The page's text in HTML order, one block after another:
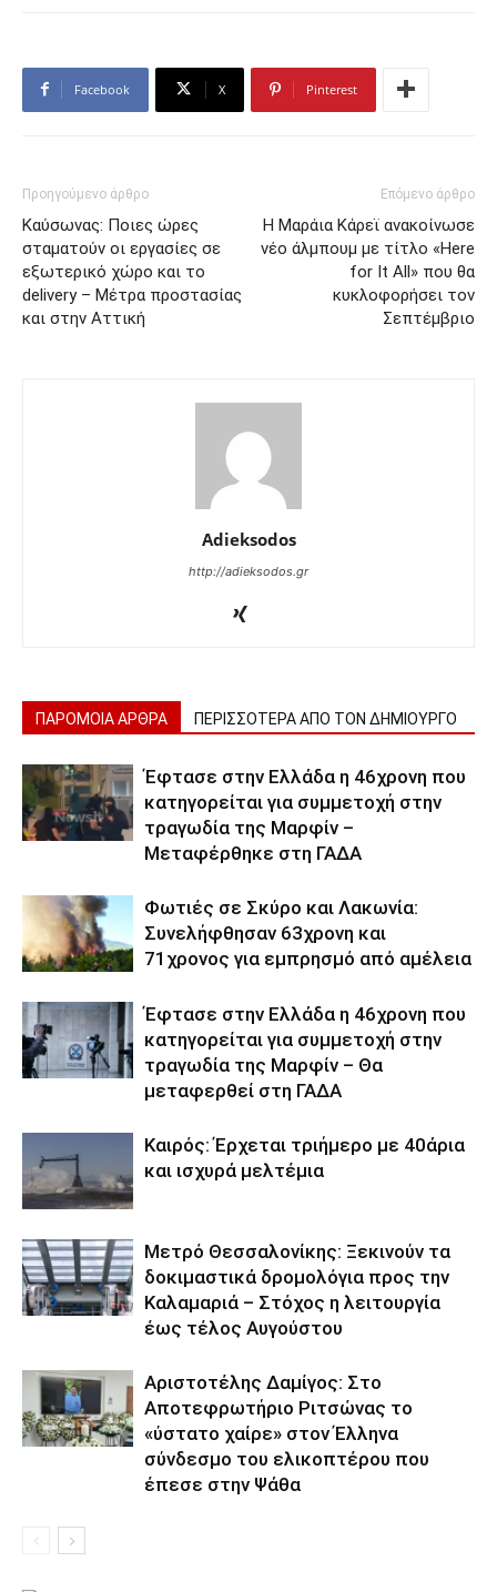
Facebook X Pinterest
Προηγούμενο άρθρο
Καύσωνας: Ποιες ώρες
σταματούν οι εργασίες σε
εξωτερικό χώρο και το
delivery – Μέτρα προστασίας
και στην Αττική
Επόμενο άρθρο
Η Μαράια Κάρεϊ ανακοίνωσε
νέο άλμπουμ με τίτλο «Here
for It All» που θα
κυκλοφορήσει τον
Σεπτέμβριο
Adieksodos
http://adieksodos.gr
ΠΑΡΟΜΟΙΑ ΑΡΘΡΑ ΠΕΡΙΣΣΟΤΕΡΑ ΑΠΟ ΤΟΝ ΔΗΜΙΟΥΡΓΟ
Έφτασε στην Ελλάδα η 46χρονη που
κατηγορείται για συμμετοχή στην
τραγωδία της Μαρφίν –
Μεταφέρθηκε στη ΓΑΔΑ
Φωτιές σε Σκύρο και Λακωνία:
Συνελήφθησαν 63χρονη και
71χρονος για εμπρησμό από αμέλεια
Έφτασε στην Ελλάδα η 46χρονη που
κατηγορείται για συμμετοχή στην
τραγωδία της Μαρφίν – Θα
μεταφερθεί στη ΓΑΔΑ
Καιρός: Έρχεται τριήμερο με 40άρια
και ισχυρά μελτέμια
Μετρό Θεσσαλονίκης: Ξεκινούν τα
δοκιμαστικά δρομολόγια προς την
Καλαμαριά – Στόχος η λειτουργία
έως τέλος Αυγούστου
Αριστοτέλης Δαμίγος: Στο
Αποτεφρωτήριο Ριτσώνας το
«ύστατο χαίρε» στον Έλληνα
σύνδεσμο του ελικοπτέρου που
έπεσε στην Ψάθα